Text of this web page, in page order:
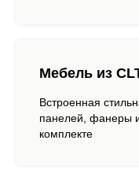
Мебель из
Встроенная
панелей, фанеры
комплекте